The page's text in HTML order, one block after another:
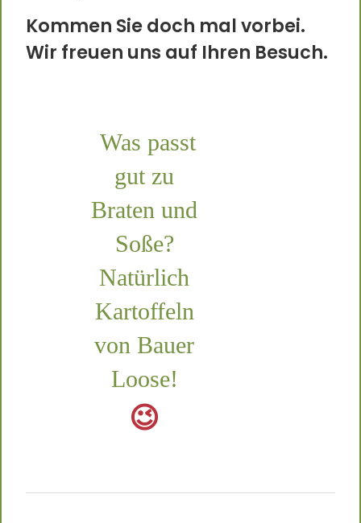
Kommen Sie doch mal vorbei.
Wir freuen uns auf Ihren Besuch.
Was passt
gut zu
Braten und
Soße?
Natürlich
Kartoffeln
von Bauer
Loose!
😉